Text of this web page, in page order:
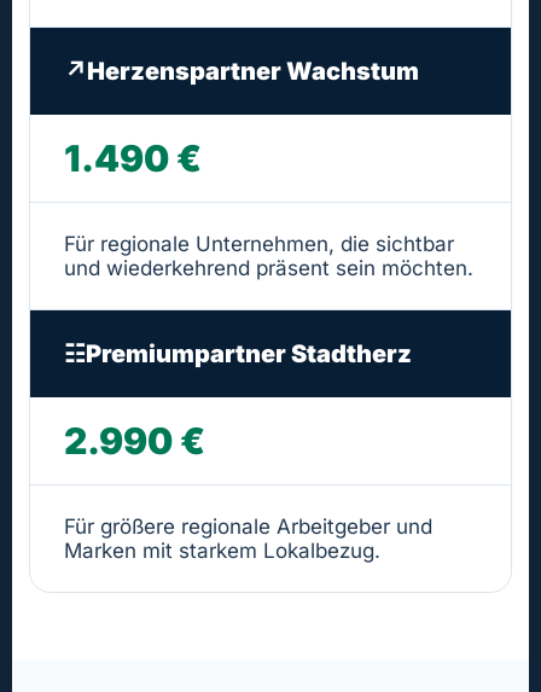
↗Herzenspartner Wachstum
1.490 €
Für regionale Unternehmen, die sichtbar
und wiederkehrend präsent sein möchten.
☷Premiumpartner Stadtherz
2.990 €
Für größere regionale Arbeitgeber und
Marken mit starkem Lokalbezug.